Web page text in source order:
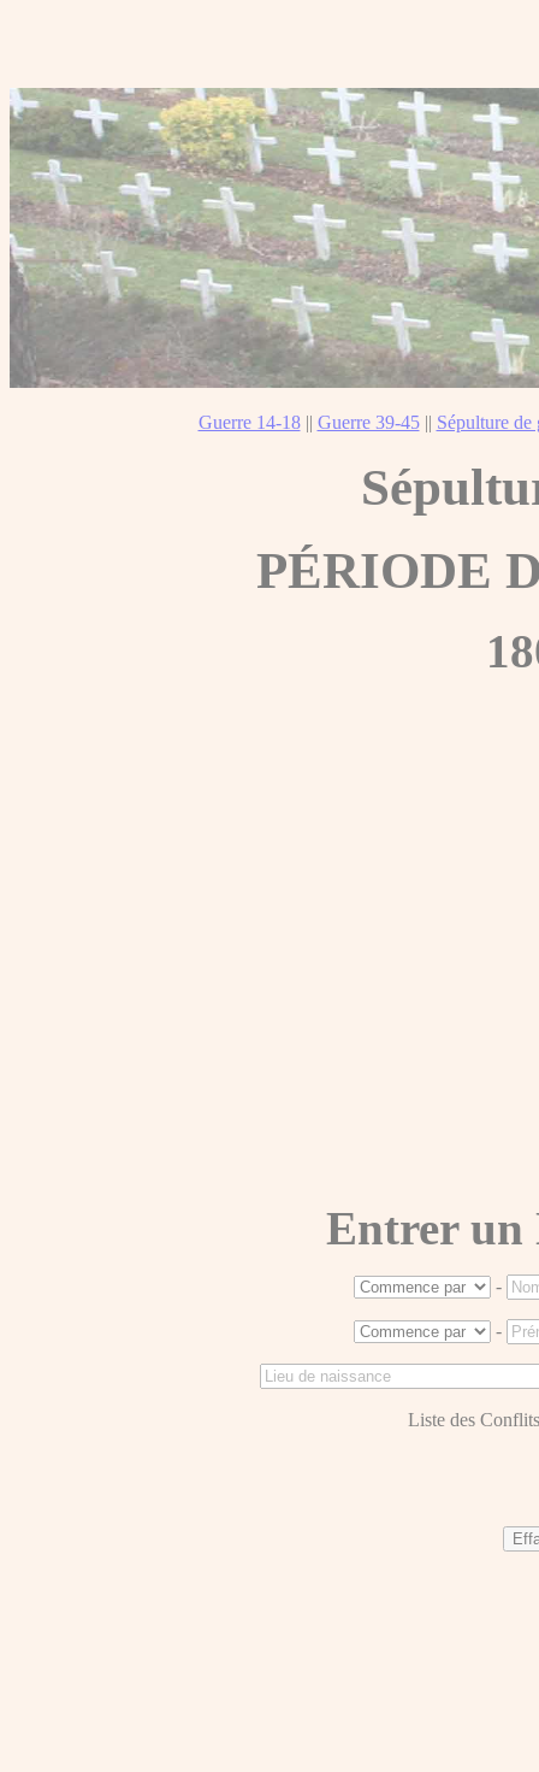
Guerre 14-18|| Guerre 39-45|| Sépulture de
PÉRIODE
Entrer un
-
-
Liste des